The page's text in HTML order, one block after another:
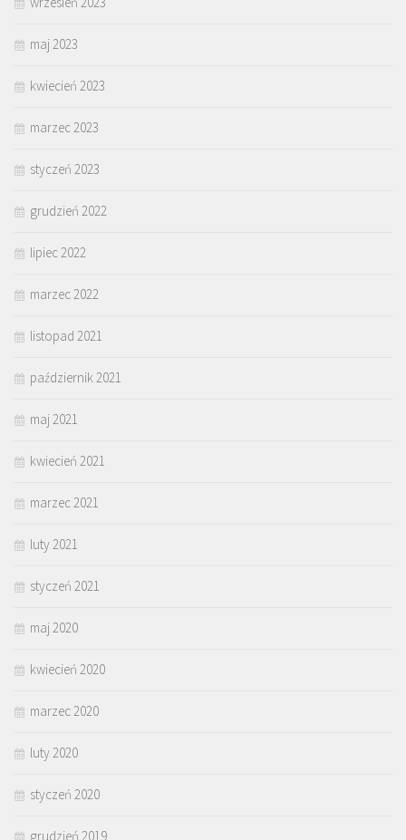
maj 2023
kwiecień 2023
marzec 2023
styczeń 2023
grudzień 2022
lipiec 2022
marzec 2022
listopad 2021
październik 2021
maj 2021
kwiecień 2021
marzec 2021
luty 2021
styczeń 2021
maj 2020
kwiecień 2020
marzec 2020
luty 2020
styczeń 2020
grudzień 2019